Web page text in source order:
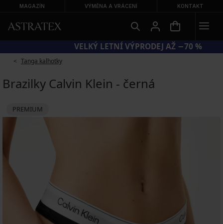
MAGAZÍN VÝMĚNA A VRÁCENÍ KONTAKT
KÓD BRA20 = PODPRSENKY −20 %
Tanga kalhotky
Brazilky Calvin Klein - černá
PREMIUM